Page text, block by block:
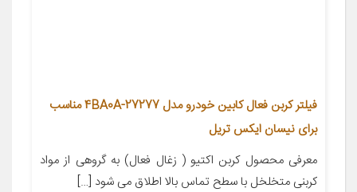
فیلتر کربن فعال کابین خودرو مدل 27277-4BA0A مناسب
برای نیسان ایکس تریل
معرفی محصول کربن اکتیو ( زغال فعال) به گروهی از مواد
کربنی متخلخل با سطح تماس بالا اطلاق می شود […]